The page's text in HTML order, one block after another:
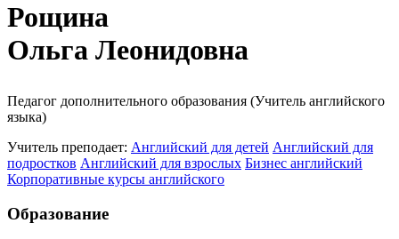
Рощина
Ольга Леонидовна
Педагог дополнительного образования (Учитель английского
языка)
Учитель преподает: Английский для детей Английский для
подростков Английский для взрослых Бизнес английский
Корпоративные курсы английского
Образование